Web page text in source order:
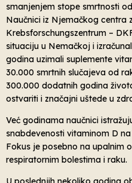
smanjenjem stope smrtnosti
Naučnici iz Njemačkog centra
Krebsforschungszentrum –
situaciju u Nemačkoj i
godina uzimali suplemente
30.000 smrtnih slučajeva od
300.000 dodatnih godina
ostvariti i značajni uštede u
Već godinama naučnici
snabdevenosti vitaminom D
Fokus je posebno na upalnim
respiratornim bolestima i raku.